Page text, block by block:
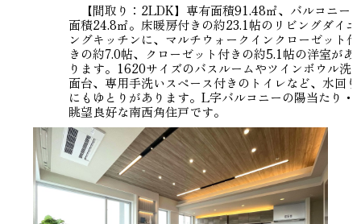
【間取り：2LDK】専有面積91.48㎡、バルコニー
面積24.8㎡。床暖房付きの約23.1帖のリビングダイニ
ングキッチンに、マルチウォークインクローゼット付
きの約7.0帖、クローゼット付きの約5.1帖の洋室があ
ります。1620サイズのバスルームやツインボウル洗
面台、専用手洗いスペース付きのトイレなど、水回り
にもゆとりがあります。L字バルコニーの陽当たり・
眺望良好な南西角住戸です。